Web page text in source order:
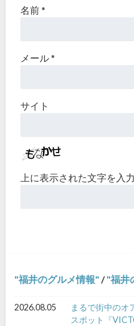
名前*
メール*
サイト
上に表示された文字を入
福井のグルメ情報 / 福井
2026.08.05
まるで街中のオ
スポット『